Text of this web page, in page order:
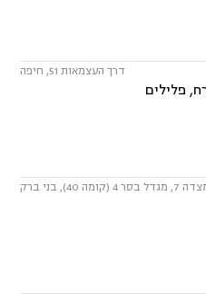
דרך העצמאות 51, חיפה
פלילים
40), בני ברק